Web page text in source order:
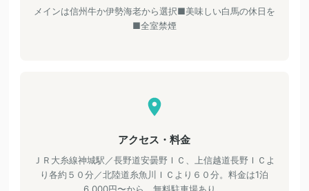
メインは信州牛か伊勢海老から選択■美味しい白馬の休日を
■全室禁煙
アクセス・料金
ＪＲ大糸線神城駅／長野道安曇野ＩＣ、上信越道長野ＩＣよ
り各約５０分／北陸道糸魚川ＩＣより６０分。料金は1泊